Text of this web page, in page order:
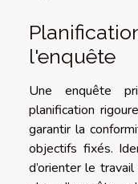
l'enquête
Une enquête
planification
garantir la
objectifs fixés.
d’orienter le